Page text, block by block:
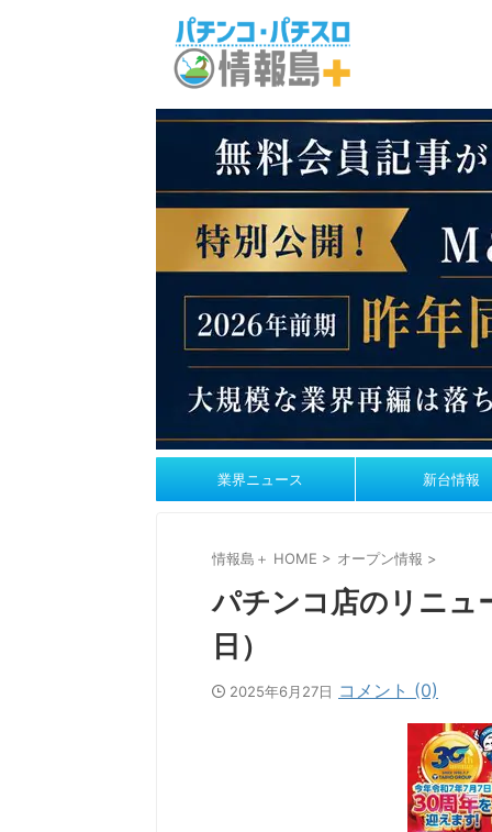
業界ニュース 新台情報
情報島＋ HOME > オープン情報 >
パチンコ店のリニ
日）
2025年6月27日 コメント (0)